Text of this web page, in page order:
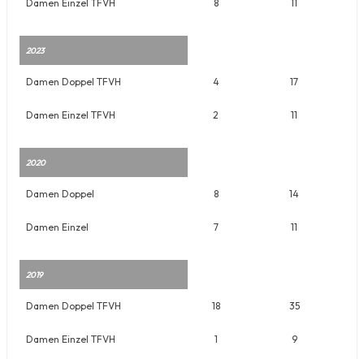
Damen Einzel TFVH 8 11
2023
Damen Doppel TFVH 4 17
Damen Einzel TFVH 2 11
2020
Damen Doppel 8 14
Damen Einzel 7 11
2019
Damen Doppel TFVH 18 35
Damen Einzel TFVH 1 9